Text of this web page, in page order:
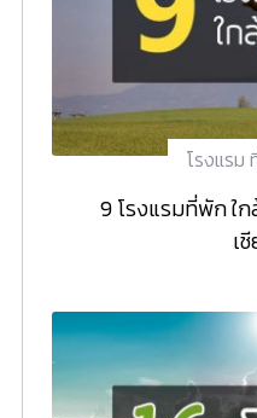
โรงแรม
9 โรงแรมที่พัก ใ
เ